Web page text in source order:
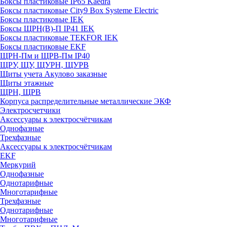
Боксы пластиковые City9 Box Systeme Electric
Боксы пластиковые IEK
Боксы ЩРН(В)-П IP41 IEK
Боксы пластиковые TEKFOR IEK
Боксы пластиковые EKF
ЩРН-Пм и ЩРВ-Пм IP40
ЩРУ, ЩУ, ЩУРН, ЩУРВ
Щиты учета Акулово заказные
Щиты этажные
ЩРН, ЩРВ
Корпуса распределительные металлические ЭКФ
Электросчетчики
Аксессуары к электросчётчикам
Однофазные
Трехфазные
Аксессуары к электросчётчикам
EKF
Меркурий
Однофазные
Однотарифные
Многотарифные
Трехфазные
Однотарифные
Многотарифные